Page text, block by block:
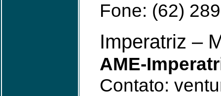
Fone: (62)
Imperatriz –
AME-
Contato: